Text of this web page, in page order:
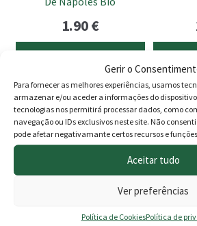
Gerir o
Para fornecer as melhores experiências, usamos
armazenar e/ou aceder a informações do
tecnologias nos permitirá processar dados, como
navegação ou IDs exclusivos neste site. Não
pode afetar negativamante certos recursos e
Aceitar tudo
Ver preferências
Política de CookiesPolítica de
1.90€
Adicionar
Produtos
Horta
Adubadores